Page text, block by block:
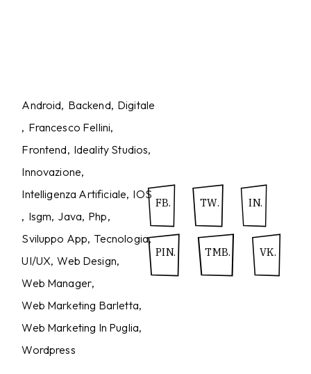
Android Backend Digitale
Francesco Fellini
Frontend Ideality Studios
Innovazione
Intelligenza Artificiale IOS
Isgm Java Php
Sviluppo App Tecnologia
UI/UX Web Design
Web Manager
Web Marketing Barletta
Web Marketing In Puglia
Wordpress
FB. TW. IN.
PIN. TMB. VK.